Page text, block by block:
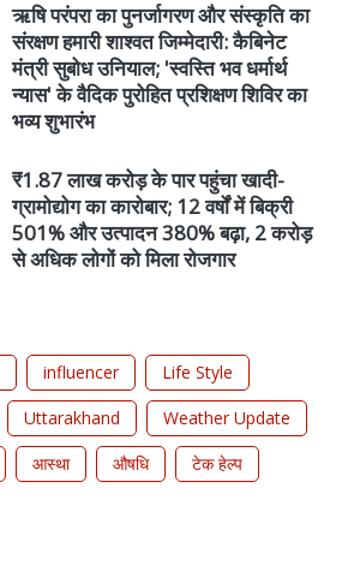
ऋषि परंपरा का पुनर्जागरण और संस्कृति का
संरक्षण हमारी शाश्वत जिम्मेदारी: कैबिनेट
मंत्री सुबोध उनियाल; 'स्वस्ति भव धर्मार्थ
न्यास' के वैदिक पुरोहित प्रशिक्षण शिविर का
भव्य शुभारंभ
₹1.87 लाख करोड़ के पार पहुंचा खादी-
ग्रामोद्योग का कारोबार; 12 वर्षों में बिक्री
501% और उत्पादन 380% बढ़ा, 2 करोड़
से अधिक लोगों को मिला रोजगार
influencer
Life Style
Uttarakhand
Weather Update
आस्था औषधि टेक हेल्प